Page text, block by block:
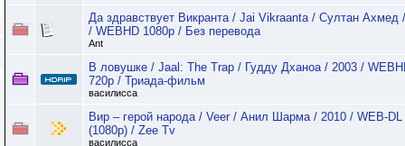
Да здравствует Викранта / Jai Vikraanta / Султан Ахмед
/ WEBHD 1080p / Без перевода
Ant
В ловушке / Jaal: The Trap / Гудду Дханоа / 2003 /
720p / Триада-фильм
василисса
Вир – герой народа / Veer / Анил Шарма / 2010 / WEB-DL
(1080p) / Zee Tv
василисса